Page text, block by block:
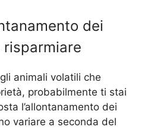
dei
animali volatili che
probabilmente ti stai
l’allontanamento dei
variare a seconda del